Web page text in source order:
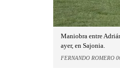
Maniobra entre
ayer, en Sajonia.
FERNANDO ROMERO